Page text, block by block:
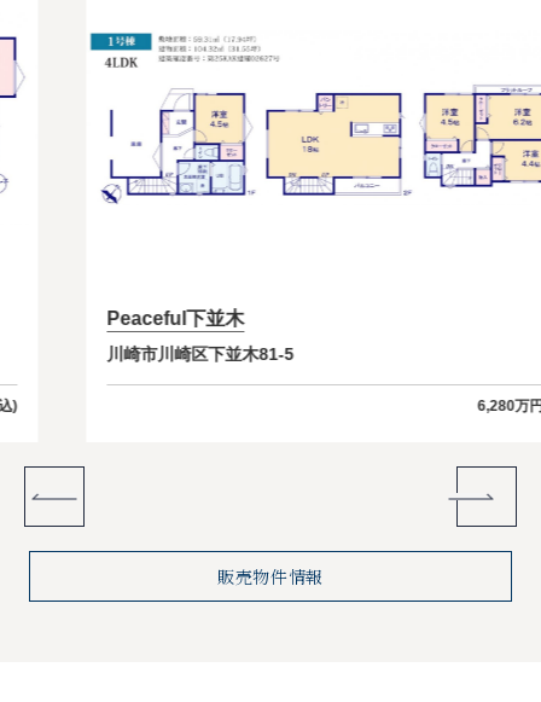
Peaceful下並木
川崎市川崎区下並木81-5
万円〜
販売物件情報